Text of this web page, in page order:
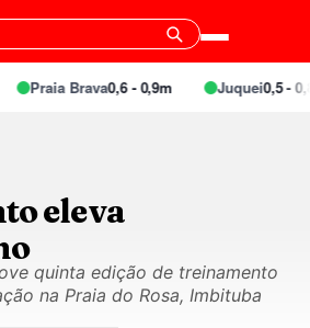
Praia Brava0,6 - 0,9m Juquei0,5 -
eleva
quinta edição de treinamento
na Praia do Rosa, Imbituba